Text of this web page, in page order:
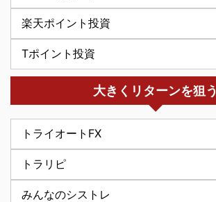
楽天ポイント投資
Tポイント投資
大きくリターンを狙う
トライオートFX
トラリピ
みんなのシストレ